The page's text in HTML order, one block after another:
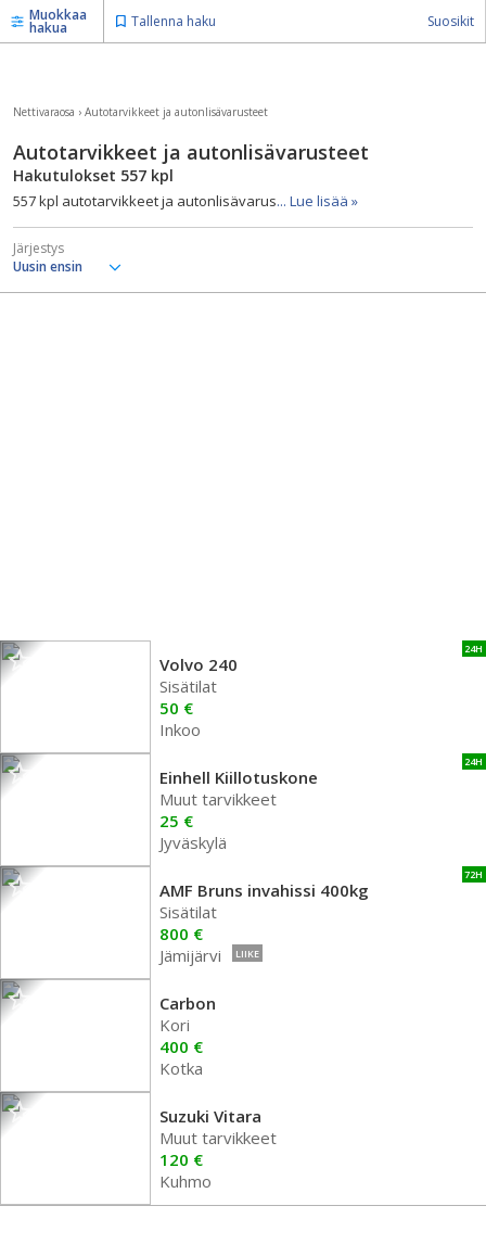
Muokkaa
hakua Tallenna haku Suosikit
Nettivaraosa › Autotarvikkeet ja autonlisävarusteet
Autotarvikkeet ja autonlisävarusteet
Hakutulokset 557 kpl
557 kpl autotarvikkeet ja autonlisävarus... Lue lisää »
Järjestys
24H
Volvo 240
Sisätilat
50 €
Inkoo
24H
Einhell Kiillotuskone
Muut tarvikkeet
25 €
Jyväskylä
72H
AMF Bruns invahissi 400kg
Sisätilat
800 €
Jämijärvi
LIIKE
Carbon
Kori
400 €
Kotka
Suzuki Vitara
Muut tarvikkeet
120 €
Kuhmo